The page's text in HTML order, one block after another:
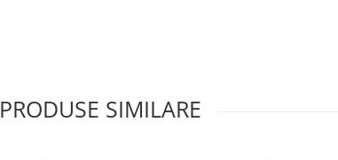
PRODUSE SIMILARE